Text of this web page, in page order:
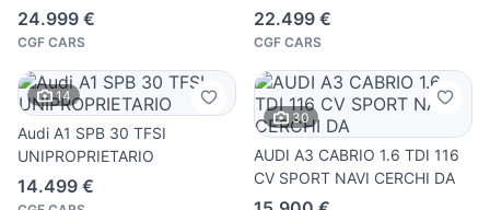
24.999 €
CGF CARS
22.499 €
CGF CARS
14
Audi A1 SPB 30 TFSI
UNIPROPRIETARIO
14.499 €
30
AUDI A3 CABRIO 1.6 TDI 116
CV SPORT NAVI CERCHI DA